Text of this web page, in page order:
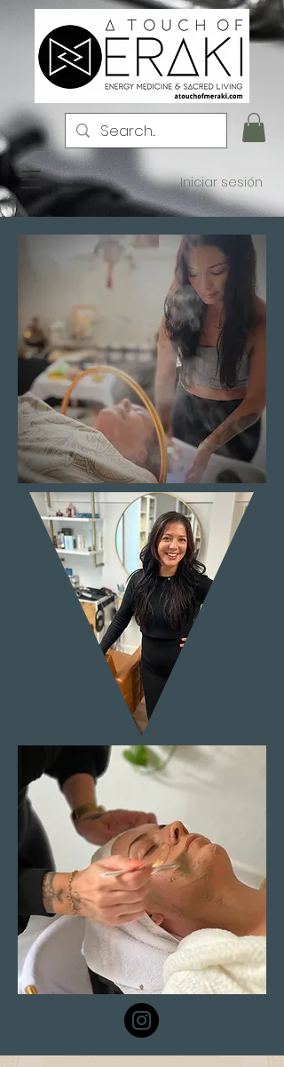
Iniciar sesión